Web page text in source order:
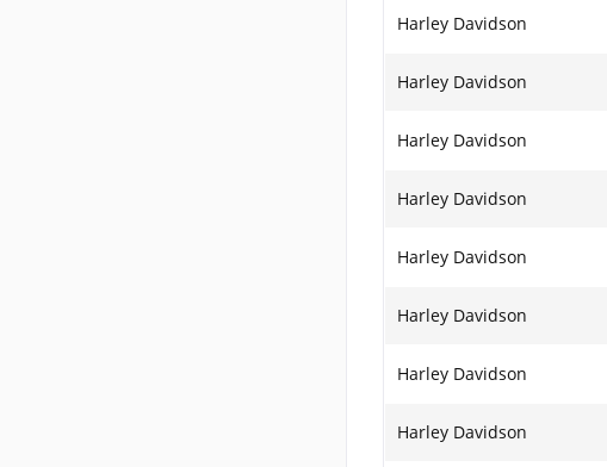
Harley Davidson
Harley Davidson
Harley Davidson
Harley Davidson
Harley Davidson
Harley Davidson
Harley Davidson
Harley Davidson